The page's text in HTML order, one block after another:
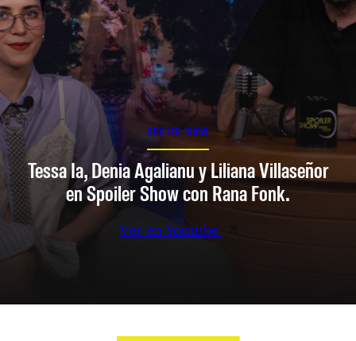
SPOILER SHOW
Tessa Ia, Denia Agalianu y Liliana Villaseñor
en Spoiler Show con Rana Fonk.
Ver en Youtube